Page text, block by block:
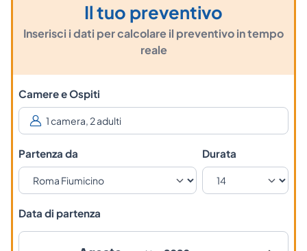
Il tuo preventivo
Inserisci i dati per calcolare il preventivo in tempo
reale
Camere e Ospiti
Partenza da Durata
Data di partenza